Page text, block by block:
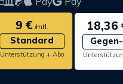
9 € /mtl.
Standard
Unterstützung + Abo
18,36